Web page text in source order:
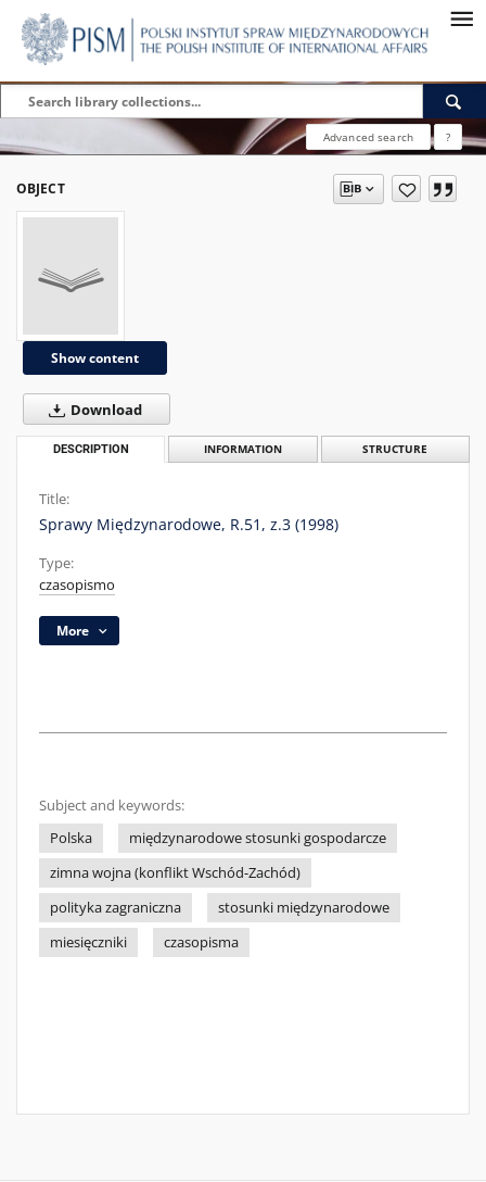
Advanced search ?
OBJECT
Show content
Download
DESCRIPTION INFORMATION STRUCTURE
Title:
Sprawy Międzynarodowe, R.51, z.3 (1998)
Type:
czasopismo
More
Subject and keywords:
Polska
międzynarodowe stosunki gospodarcze
zimna wojna (konflikt Wschód-Zachód)
polityka zagraniczna
stosunki międzynarodowe
miesięczniki
czasopisma